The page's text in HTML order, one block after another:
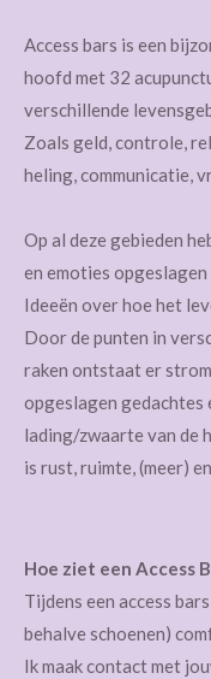
Access bars is een
hoofd met 32
verschillende
Zoals geld, controle,
heling, communicatie,
Op al deze gebieden
en emoties
Ideeën over hoe het
Door de punten in
raken ontstaat er
opgeslagen gedachtes
lading/zwaarte van de
is rust, ruimte, (meer)
Hoe ziet een Access
Tijdens een access
behalve schoenen)
Ik maak contact met